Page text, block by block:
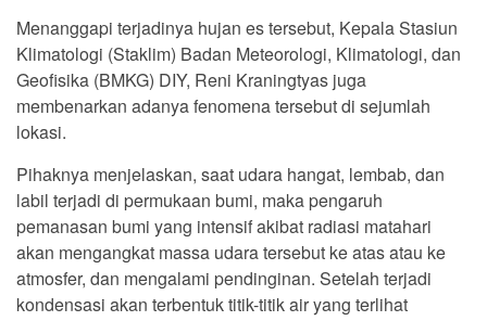
Menanggapi terjadinya hujan es tersebut, Kepala Stasiun
Klimatologi (Staklim) Badan Meteorologi, Klimatologi, dan
Geofisika (BMKG) DIY, Reni Kraningtyas juga
membenarkan adanya fenomena tersebut di sejumlah
lokasi.
Pihaknya menjelaskan, saat udara hangat, lembab, dan
labil terjadi di permukaan bumi, maka pengaruh
pemanasan bumi yang intensif akibat radiasi matahari
akan mengangkat massa udara tersebut ke atas atau ke
atmosfer, dan mengalami pendinginan. Setelah terjadi
kondensasi akan terbentuk titik-titik air yang terlihat